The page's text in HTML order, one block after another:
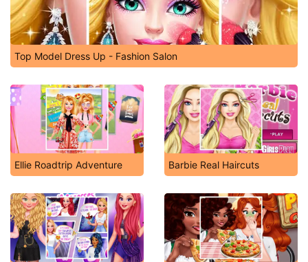
Top Model Dress Up - Fashion Salon
Ellie Roadtrip Adventure Barbie Real Haircuts